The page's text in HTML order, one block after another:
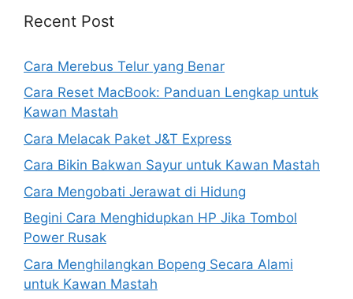
Recent Post
Cara Merebus Telur yang Benar
Cara Reset MacBook: Panduan Lengkap untuk
Kawan Mastah
Cara Melacak Paket J&T Express
Cara Bikin Bakwan Sayur untuk Kawan Mastah
Cara Mengobati Jerawat di Hidung
Begini Cara Menghidupkan HP Jika Tombol
Power Rusak
Cara Menghilangkan Bopeng Secara Alami
untuk Kawan Mastah